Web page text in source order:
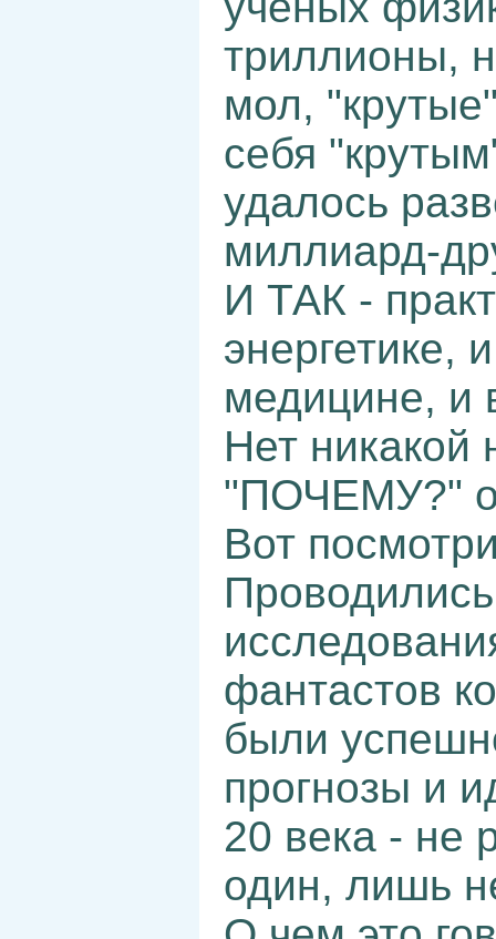
триллионы,
мол,
себя
удалось
миллиард-
И ТАК -
энергетике,
медицине, и
Нет
"ПОЧЕМУ?"
Вот
фантастов
были
прогнозы и
20 века - не
один, лишь